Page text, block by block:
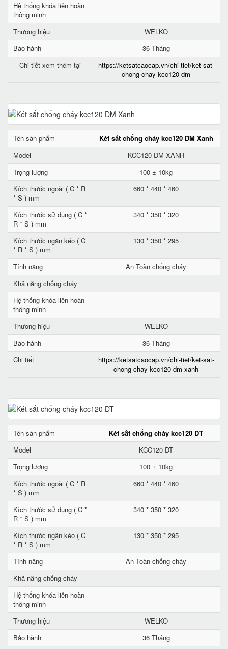
Hệ thống khóa liên hoàn
thông minh
Thương hiệu
WELKO
Bảo hành
36 Tháng
Chi tiết xem thêm tại
https://ketsatcaocap.vn/chi-tiet/ket-sat-
chong-chay-kcc120-dm
Tên sản phẩm
Két sắt chống cháy kcc120 DM Xanh
Model
KCC120 DM XANH
Trọng lượng
100 ± 10kg
Kích thước ngoài ( C * R
* S ) mm
660 * 440 * 460
Kích thước sử dụng ( C *
R * S ) mm
340 * 350 * 320
Kích thước ngăn kéo ( C
* R * S ) mm
130 * 350 * 295
Tính năng
An Toàn chống cháy
Khả năng chống cháy
Hệ thống khóa liên hoàn
thông minh
Thương hiệu
WELKO
Bảo hành
36 Tháng
Chi tiết
https://ketsatcaocap.vn/chi-tiet/ket-sat-
chong-chay-kcc120-dm-xanh
Tên sản phẩm
Két sắt chống cháy kcc120 DT
Model
KCC120 DT
Trọng lượng
100 ± 10kg
Kích thước ngoài ( C * R
* S ) mm
660 * 440 * 460
Kích thước sử dụng ( C *
R * S ) mm
340 * 350 * 320
Kích thước ngăn kéo ( C
* R * S ) mm
130 * 350 * 295
Tính năng
An Toàn chống cháy
Khả năng chống cháy
Hệ thống khóa liên hoàn
thông minh
Thương hiệu
WELKO
Bảo hành
36 Tháng